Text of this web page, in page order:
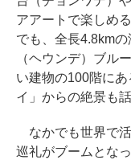
アアートで楽しめ
でも、全長4.8km
（ヘウンデ）ブル
い建物の100階に
イ」からの絶景も
なかでも世界で
巡礼がブームとな